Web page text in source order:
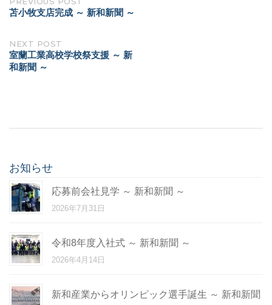
navigation
苫小牧支店完成 ～ 新和新聞 ～
NEXT POST
室蘭工業高校学校祭支援 ～ 新
和新聞 ～
お知らせ
応募前会社見学 ～ 新和新聞 ～
2026年7月31日
令和8年度入社式 ～ 新和新聞 ～
2026年4月14日
新和産業からオリンピック選手誕生 ～ 新和新聞